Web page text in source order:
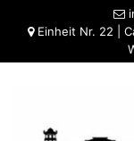
Einheit Nr. 22 |